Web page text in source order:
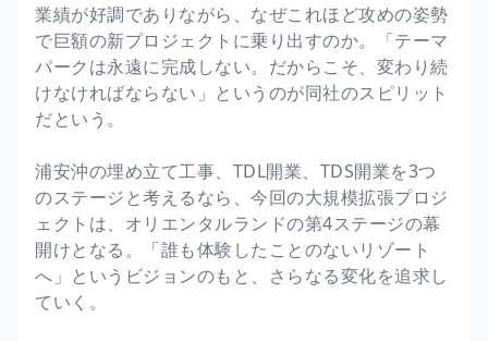
業績が好調でありながら、なぜこれほど攻めの姿勢
で巨額の新プロジェクトに乗り出すのか。「テーマ
パークは永遠に完成しない。だからこそ、変わり続
けなければならない」というのが同社のスピリット
だという。
浦安沖の埋め立て工事、TDL開業、TDS開業を3つ
のステージと考えるなら、今回の大規模拡張プロジ
ェクトは、オリエンタルランドの第4ステージの幕
開けとなる。「誰も体験したことのないリゾート
へ」というビジョンのもと、さらなる変化を追求し
ていく。